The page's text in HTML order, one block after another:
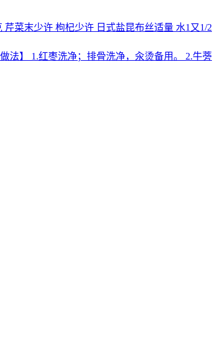
菜末少许 枸杞少许 日式盐昆布丝适量 水1又1/2
法】 1.红枣洗净；排骨洗净，汆烫备用。 2.牛蒡